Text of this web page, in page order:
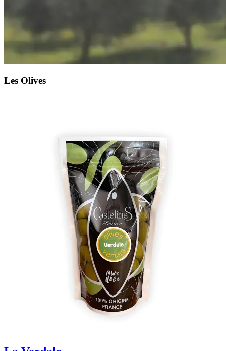
Les Olives